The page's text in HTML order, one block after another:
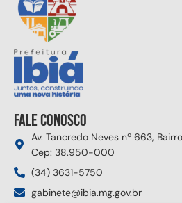
Fale conosco
Av. Tancredo Neves nº 663,
Cep: 38.950-000
(34) 3631-5750
gabinete@ibia.mg.gov.br